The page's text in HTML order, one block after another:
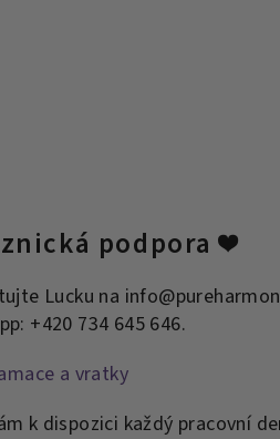
podpora ❤️
Lucku na
+420 734 645 646.
a vratky
k dispozici každý pracovní